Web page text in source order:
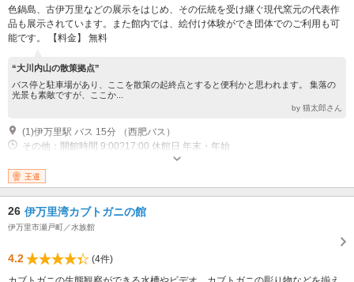
色鍋島、古伊万里などの展示をはじめ、その伝統を受け継ぐ現代窯元の代表作
品も展示されています。また館内では、絵付け体験ができ団体でのご利用も可
能です。 【料金】 無料
“大川内山の散策拠点”
バス停と駐車場があり、ここを散策の起終点とすると便利かと思われます。 集落の
光景も素敵ですが、ここか...
by 猫太郎さん
(1)伊万里駅 バス 15分 （西肥バス）
その他：開館時間 9:00?17:00 休館日 年末・年始
王道
26 伊万里湾カブトガニの館
伊万里市瀬戸町／水族館
4.2
(4件)